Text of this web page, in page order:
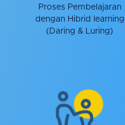
Proses Pembelajaran
dengan Hibrid learning
(Daring & Luring)